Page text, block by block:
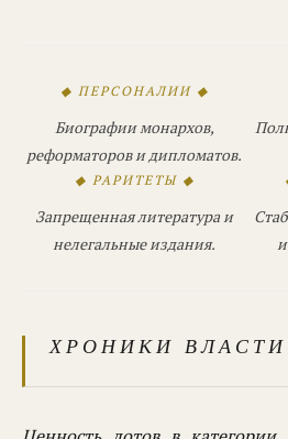
◆ ПЕРСОНАЛИИ ◆
Биографии монархов,
реформаторов и дипломатов.
◆ РАРИТЕТЫ ◆
Запрещенная литература и
нелегальные издания.
ХРОНИКИ